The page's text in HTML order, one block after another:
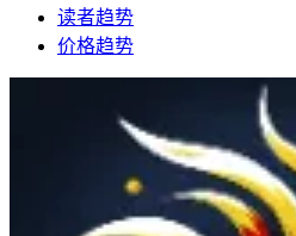
读者趋势
价格趋势